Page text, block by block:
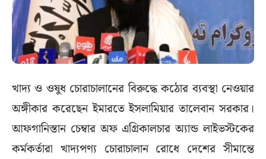
খাদ্য ও ওষুধ চোরাচালানের বিরুদ্ধে কঠোর ব্যবস্থা নেওয়ার
অঙ্গীকার করেছেন ইমারতে ইসলামিয়ার তালেবান সরকার।
আফগানিস্তান চেম্বার অফ এগ্রিকালচার অ্যান্ড লাইভস্টকের
কর্মকর্তারা খাদ্যপণ্য চোরাচালান রোধে দেশের সীমান্তে